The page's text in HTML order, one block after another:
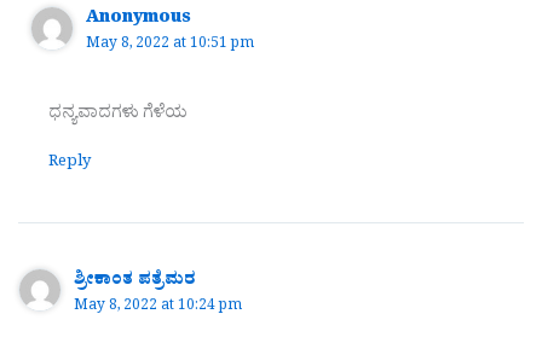
Anonymous
May 8, 2022 at 10:51 pm
ಧನ್ಯವಾದಗಳು ಗೆಳೆಯ
Reply
ಶ್ರೀಕಾಂತ ಪತ್ರೆಮರ
May 8, 2022 at 10:24 pm